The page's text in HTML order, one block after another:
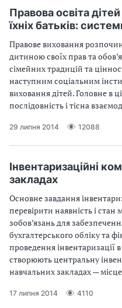
Правова освіта
їхніх батьків:
Правове виховання
дитиною своїх прав та
сімейних традицій та
наступним соціальним
виховання дітей. Головне в
послідовність і тісна
29 липня 2014 12088
Інвентаризаційні
закладах
Основне завдання
перевірити наявність і
зобов’язань для
бухгалтерського обліку та
проведення інвентаризації
створюють центральну
навчальних закладах —
17 липня 2014 4110